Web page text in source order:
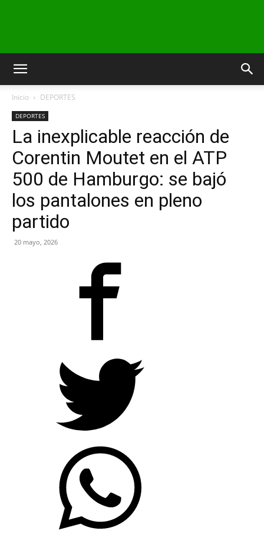
INFO24
NEGRO
Inicio DEPORTES
DEPORTES
La inexplicable reacción de
Corentin Moutet en el ATP
500 de Hamburgo: se bajó
los pantalones en pleno
partido
20 mayo, 2026